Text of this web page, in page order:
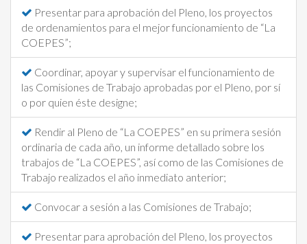
Presentar para aprobación del Pleno, los proyectos
de ordenamientos para el mejor funcionamiento de “La
COEPES”;
Coordinar, apoyar y supervisar el funcionamiento de
las Comisiones de Trabajo aprobadas por el Pleno, por sí
o por quien éste designe;
Rendir al Pleno de “La COEPES” en su primera sesión
ordinaria de cada año, un informe detallado sobre los
trabajos de “La COEPES”, así como de las Comisiones de
Trabajo realizados el año inmediato anterior;
Convocar a sesión a las Comisiones de Trabajo;
Presentar para aprobación del Pleno, los proyectos